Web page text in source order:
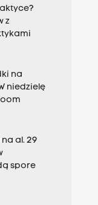
z
na
niedzielę
al. 29
spore